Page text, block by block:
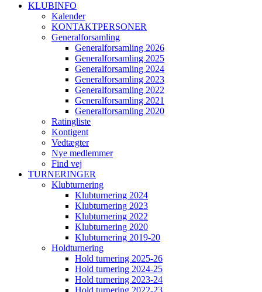
KLUBINFO
Kalender
KONTAKTPERSONER
Generalforsamling
Generalforsamling 2026
Generalforsamling 2025
Generalforsamling 2024
Generalforsamling 2023
Generalforsamling 2022
Generalforsamling 2021
Generalforsamling 2020
Ratingliste
Kontigent
Vedtægter
Nye medlemmer
Find vej
TURNERINGER
Klubturnering
Klubturnering 2024
Klubturnering 2023
Klubturnering 2022
Klubturnering 2020
Klubturnering 2019-20
Holdturnering
Hold turnering 2025-26
Hold turnering 2024-25
Hold turnering 2023-24